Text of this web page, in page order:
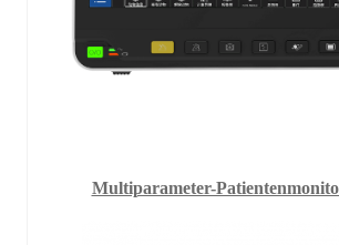
Multiparameter-